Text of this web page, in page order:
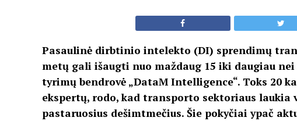
Pasaulinė dirbtinio intelekto (DI) sprendimų
metų gali išaugti nuo maždaug 15 iki daugiau
tyrimų bendrovė „DataM Intelligence“. Toks 20
ekspertų, rodo, kad transporto sektoriaus
pastaruosius dešimtmečius. Šie pokyčiai ypač